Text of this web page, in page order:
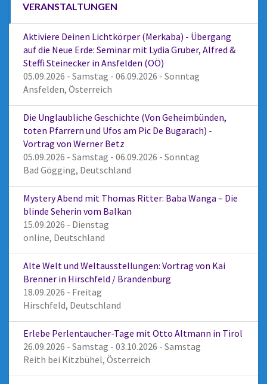
VERANSTALTUNGEN
Aktiviere Deinen Lichtkörper (Merkaba) - Übergang
auf die Neue Erde: Seminar mit Lydia Gruber, Alfred &
Steffi Steinecker in Ansfelden (OÖ)
05.09.2026 - Samstag - 06.09.2026 - Sonntag
Ansfelden, Österreich
Die Unglaubliche Geschichte (Von Geheimbünden,
toten Pfarrern und Ufos am Pic De Bugarach) -
Vortrag von Werner Betz
05.09.2026 - Samstag - 06.09.2026 - Sonntag
Bad Gögging, Deutschland
Mystery Abend mit Thomas Ritter: Baba Wanga – Die
blinde Seherin vom Balkan
15.09.2026 - Dienstag
online, Deutschland
Alte Welt und Weltausstellungen: Vortrag von Kai
Brenner in Hirschfeld / Brandenburg
18.09.2026 - Freitag
Hirschfeld, Deutschland
Erlebe Perlentaucher-Tage mit Otto Altmann in Tirol
26.09.2026 - Samstag - 03.10.2026 - Samstag
Reith bei Kitzbühel, Österreich